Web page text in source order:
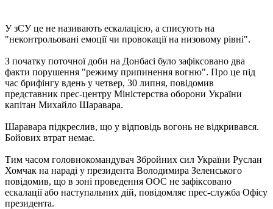
У зСУ це не називають ескалацією, а списують на
"неконтрольовані емоції чи провокації на низовому рівні".
З початку поточної доби на Донбасі було зафіксовано два
факти порушення "режиму припинення вогню". Про це під
час брифінгу вдень у четвер, 30 липня, повідомив
представник прес-центру Міністерства оборони України
капітан Михайло Шаравара.
Шаравара підкреслив, що у відповідь вогонь не відкривався.
Бойових втрат немає.
Тим часом головнокомандувач Збройних сил України Руслан
Хомчак на нараді у президента Володимира Зеленського
повідомив, що в зоні проведення ООС не зафіксовано
ескалації або наступальних дій, повідомляє прес-служба Офісу
президента.